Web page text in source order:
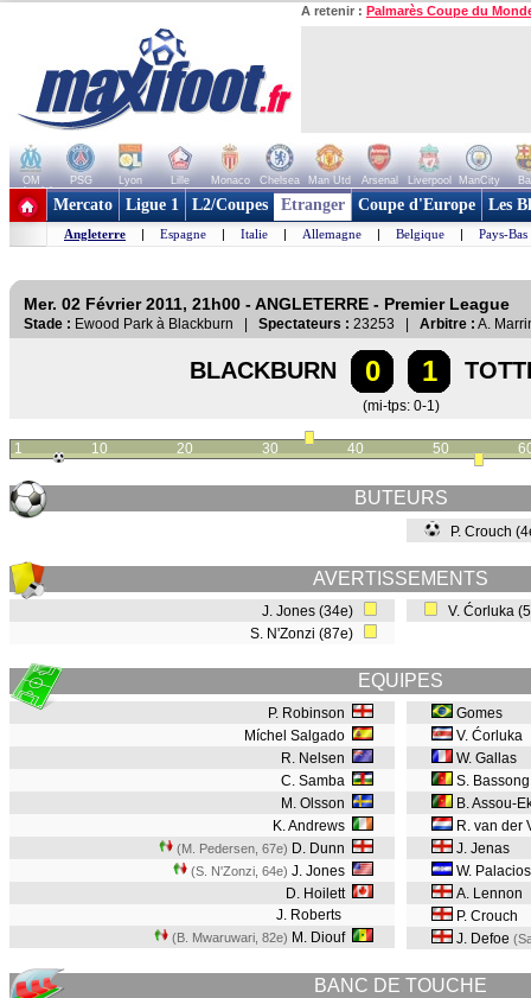
A retenir : Palmarès Coupe du
OM PSG Lyon Lille Monaco Chelsea Man Utd Arsenal Liverpool ManCity
+ de clubs
Mercato Ligue 1 L2/Coupes Etranger Coupe d'Europe Les
Angleterre | Espagne | Italie | Allemagne | Belgique | Pays-Bas
Mer. 02 Février 2011, 21h00 - ANGLETERRE - Premier League
Stade : Ewood Park à Blackburn | Spectateurs : 23253 | Arbitre : A.
BLACKBURN 0 1
(mi-tps: 0-1)
1 10 20 30 40 50
BUTEURS
P. Crouch
AVERTISSEMENTS
J. Jones (34e)
S. N'Zonzi (87e)
V. Ćorluka
EQUIPES
P. Robinson
Míchel Salgado
R. Nelsen
C. Samba
M. Olsson
K. Andrews
(M. Pedersen, 67e) D. Dunn
(S. N'Zonzi, 64e) J. Jones
D. Hoilett
J. Roberts
(B. Mwaruwari, 82e) M. Diouf
Gomes
V. Ćorluka
W. Gallas
S. Bassong
B. Assou-
R. van der
J. Jenas
W. Palacios
A. Lennon
P. Crouch
J. Defoe
BANC DE TOUCHE